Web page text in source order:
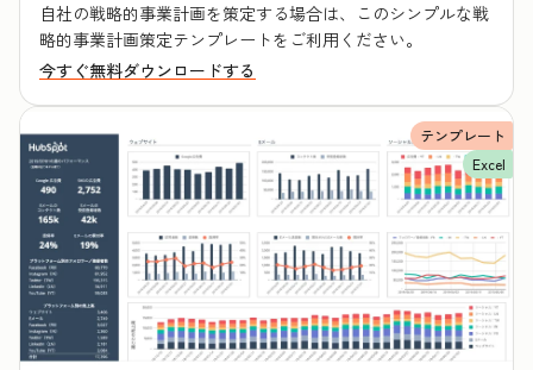
自社の戦略的事業計画を策定する場合は、このシンプルな戦
略的事業計画策定テンプレートをご利用ください。
今すぐ無料ダウンロードする
テンプレート
Excel